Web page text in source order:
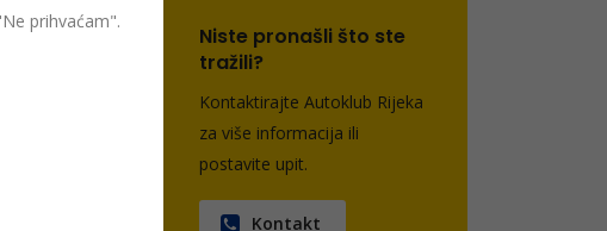
Niste pronašli što ste
tražili?
Kontaktirajte Autoklub Rijeka
za više informacija ili
postavite upit.
Kontakt
prihvaćam".